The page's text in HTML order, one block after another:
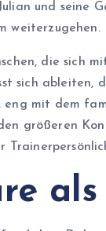
und seine
weiterzugehen.
die sich
sich ableiten,
mit dem
größeren